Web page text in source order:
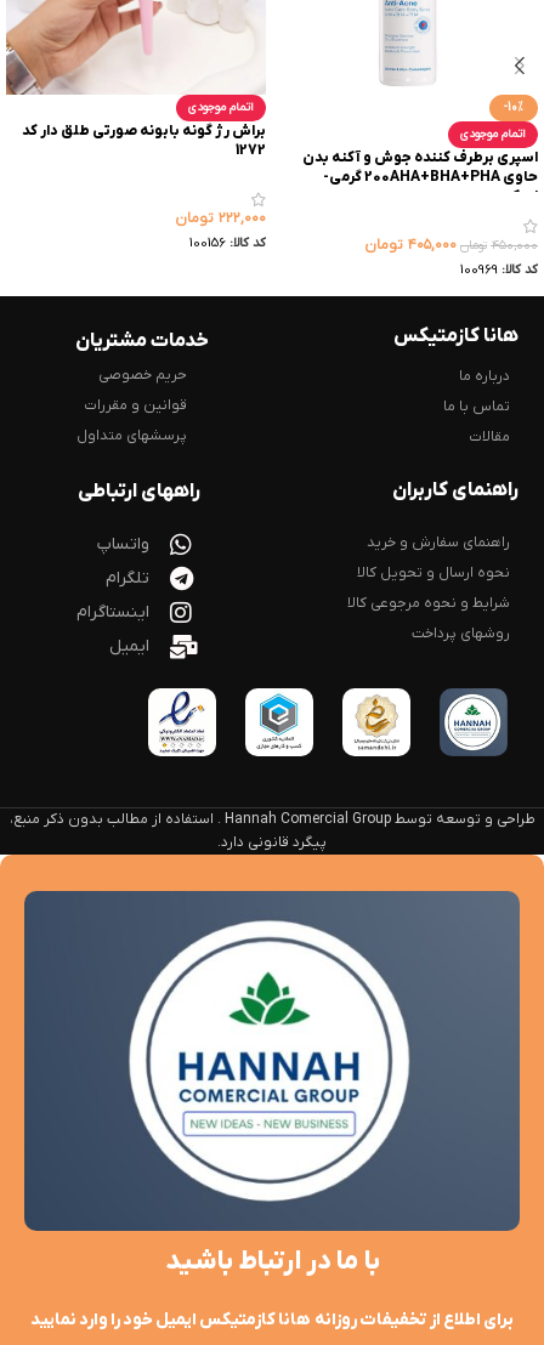
-10%
اتمام موجودی
اسپری برطرف کننده جوش و آکنه بدن
حاوی 200AHA+BHA+PHA گرمی-
اسکوویت
۴۵۰,۰۰۰ تومان ۴۰۵,۰۰۰ تومان
کد کالا: 100969
اتمام موجودی
براش رژ گونه بابونه صورتی طلق دار کد
1272
۲۲۲,۰۰۰ تومان
کد کالا: 100156
هانا کازمتیکس
درباره ما
تماس با ما
مقالات
خدمات مشتریان
حریم خصوصی
قوانین و مقررات
پرسشهای متداول
راهنمای کاربران
راهنمای سفارش و خرید
نحوه ارسال و تحویل کالا
شرایط و نحوه مرجوعی کالا
روشهای پرداخت
راههای ارتباطی
واتساپ
تلگرام
اینستاگرام
ایمیل
طراحی و توسعه توسط Hannah Comercial Group . استفاده از مطالب بدون ذکر منبع،
پیگرد قانونی دارد.
با ما در ارتباط باشید
برای اطلاع از تخفیفات روزانه هانا کازمتیکس ایمیل خود را وارد نمایید